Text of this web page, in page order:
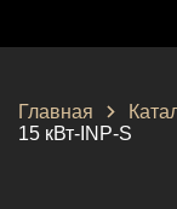
Главная
15 кВт-INP-S